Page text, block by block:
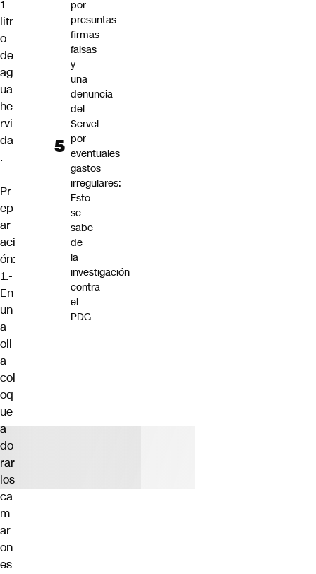
1
litr
o
de
ag
ua
he
rvi
da
.
Pr
ep
ar
aci
ón:
1.-
En
un
a
oll
a
col
oq
ue
a
do
rar
los
ca
m
ar
on
es
por
presuntas
firmas
falsas
y
una
denuncia
del
Servel
por
eventuales
gastos
irregulares:
Esto
se
sabe
de
la
investigación
contra
el
PDG